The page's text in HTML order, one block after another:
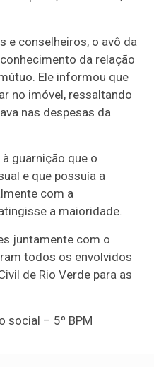
e conselheiros, o avô da
da relação
Ele informou que
no imóvel, ressaltando
nas despesas da
guarnição que o
e que possuía a
com a
a maioridade.
juntamente com o
todos os envolvidos
de Rio Verde para as
social – 5º BPM